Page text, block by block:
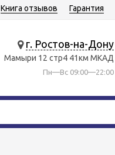
Книга отзывов Гарантия
г. Ростов-на-Дону
Мамыри 12 стр4 41км МКАД
Пн—Вс 09:00—22:00